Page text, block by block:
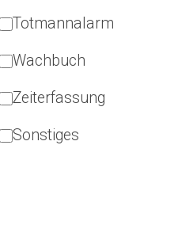
Totmannalarm
Wachbuch
Zeiterfassung
Sonstiges